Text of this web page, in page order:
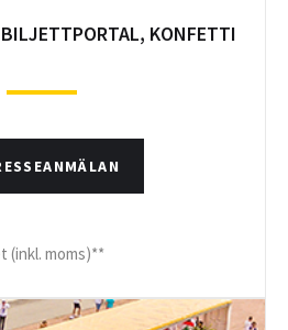
KONFETTI
(inkl. moms)**